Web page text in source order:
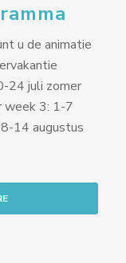
u de animatie
24 juli zomer
week 3: 1-7
14 augustus